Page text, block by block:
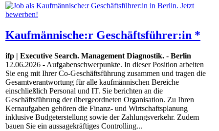
Kaufmännische:r Geschäftsführer:in *
ifp | Executive Search. Management Diagnostik. - Berlin
12.06.2026 - Aufgabenschwerpunkte. In dieser Position arbeiten
Sie eng mit Ihrer Co-Geschäftsführung zusammen und tragen die
Gesamtverantwortung für alle kaufmännischen Bereiche
einschließlich Personal und IT. Sie berichten an die
Geschäftsführung der übergeordneten Organisation. Zu Ihren
Kernaufgaben gehören die Finanz- und Wirtschaftsplanung
inklusive Budgeterstellung sowie der Zahlungsverkehr. Zudem
bauen Sie ein aussagekräftiges Controlling...